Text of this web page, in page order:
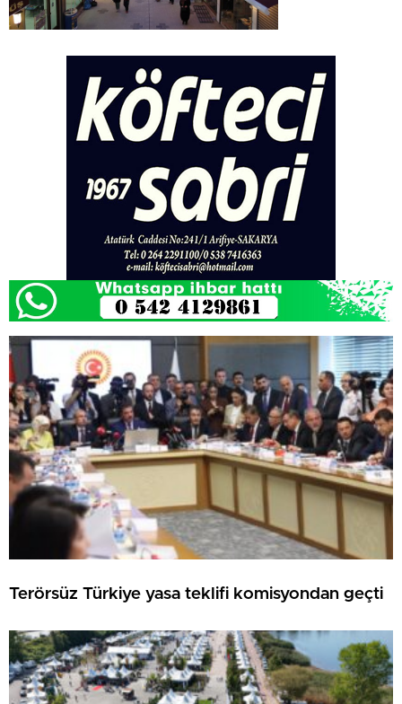
Terörsüz Türkiye yasa teklifi komisyondan geçti